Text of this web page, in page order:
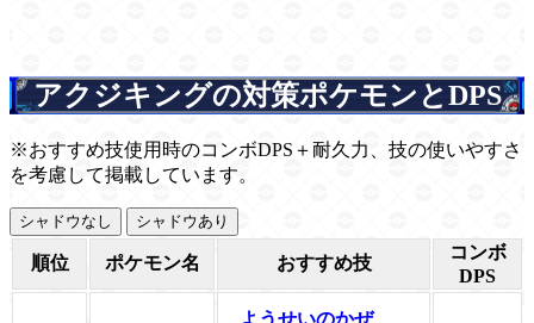
アクジキングの対策ポケモンとDPS
※おすすめ技使用時のコンボDPS＋耐久力、技の使いやすさ
を考慮して掲載しています。
シャドウなし シャドウあり
順位 ポケモン名 おすすめ技
コンボ
DPS
ようせいのかぜ